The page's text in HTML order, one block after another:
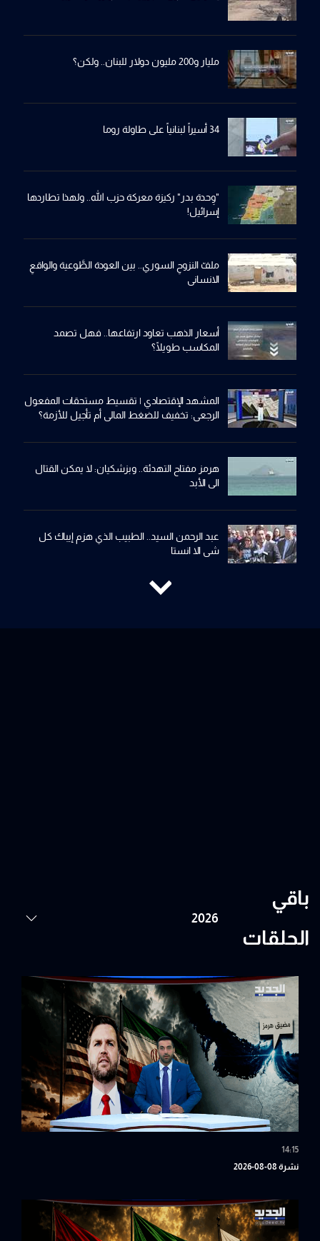
مليار و200 مليون دولار للبنان.. ولكن؟
34 أسيراً لبنانياً على طاولة روما
"وِحدة بدر" ركيزة معركة حزب الله.. ولهذا تطاردها
إسرائيل!
ملفّ النزوحِ السوري.. بين العودة الطَّوعية والواقعِ
الانساني
أسعار الذهب تعاود ارتفاعها.. فهل تصمد
المكاسب طويلًا؟
المشهد الإقتصادي | تقسيط مستحقات المفعول
الرجعي: تخفيف للضغط المالي أم تأجيل للأزمة؟
هرمز مفتاح التهدئة.. وبزشكيان: لا يمكن القتال
الى الأبد
عبد الرحمن السيد.. الطبيب الذي هزم إيباك كل
شي الا انستا
باقي
الحلقات
14:15
نشرة 08-08-2026